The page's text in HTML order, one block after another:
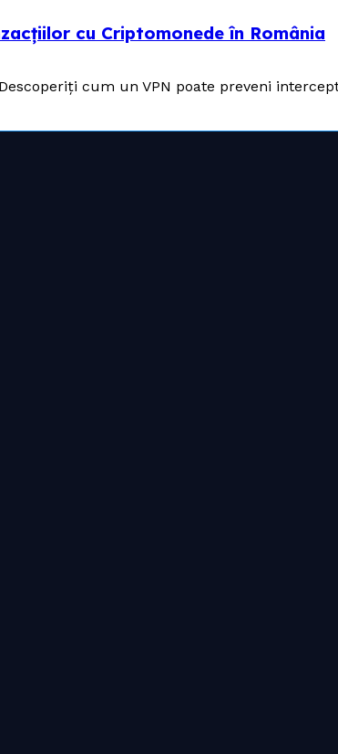
cu Criptomonede în România
cum un VPN poate preveni